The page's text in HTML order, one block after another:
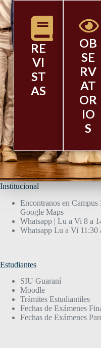
RE
VI
ST
AS
OB
SE
RV
AT
OR
IO
S
Institucional
Encontranos en
Google Maps
Whatsapp | Lu a Vi 8 a
Whatsapp Lu a Vi 11:30
Estudiantes
SIU Guaraní
Moodle
Trámites Estudiantiles
Fechas de Exámenes
Fechas de Exámenes